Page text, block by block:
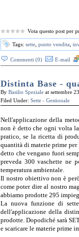
Vota questo post per
Tags: sette punto vendita
Commenti (0) E-mail
Distinta Base -
By Basilio Speziale at settembre
Filed Under: Sette - Gestionale
Nell'applicazione della
non è detto che ogni volta
pratico, se la ricetta di
quantità di materie prime
detto che vengano fuori
preveda 300 vaschette ne
temperatura ambientale.
Il nostro obiettivo non è
come poter dire al nostro
abbiamo prodotte 295
La nuova funzione di
dell'applicazione della
prodotte. Dopodiché sarà
e scaricare le materie prime